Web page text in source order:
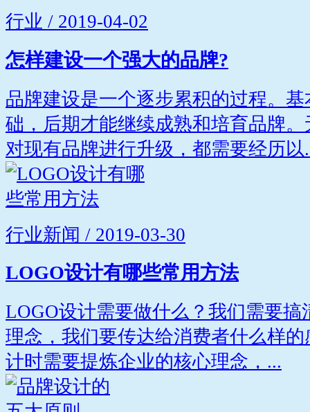
行业 / 2019-04-02
怎样建设一个强大的品牌?
品牌建设是一个逐步累积的过程。
础，后期才能继续成熟和培育品牌
对现有品牌进行升级，都需要经历以
行业新闻 / 2019-03-30
LOGO设计有哪些常用方法
LOGO设计需要做什么？我们需要
理念，我们要传达给消费者什么样
计时需要提炼企业的核心理念，...